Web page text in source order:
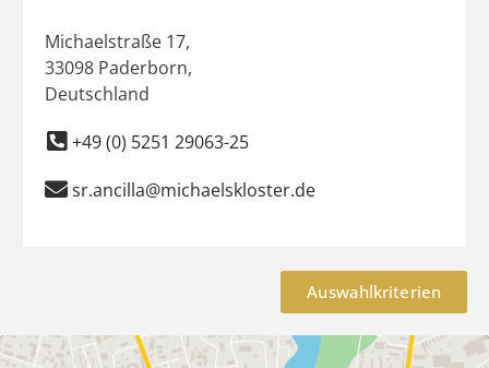
Michaelstraße 17,
33098 Paderborn,
Deutschland
+49 (0) 5251 29063-25
sr.ancilla@michaelskloster.de
Auswahlkriterien